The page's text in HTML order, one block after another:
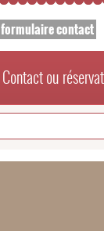
formulaire contact
Contact ou